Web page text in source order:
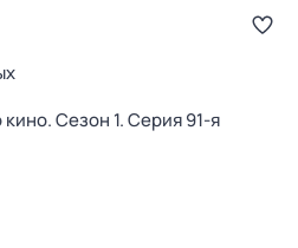
кино. Сезон 1. Серия 91-я